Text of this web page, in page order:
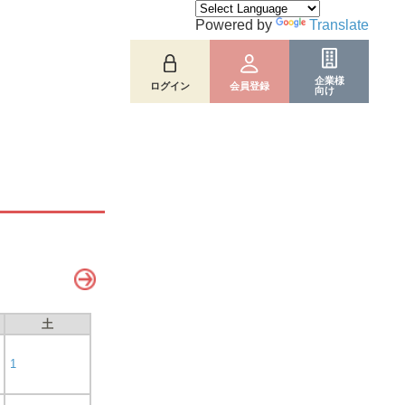
ログイン 会員登録
企業様
向け
Powered by Translate
土
1